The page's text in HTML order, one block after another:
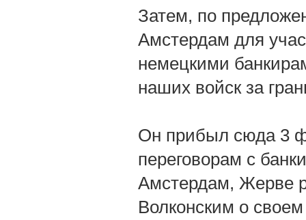
Затем, по
Амстердам для
немецкими
наших войск за
Он прибыл сюда 3
переговорам с
Амстердам, Жерве
Волконским о